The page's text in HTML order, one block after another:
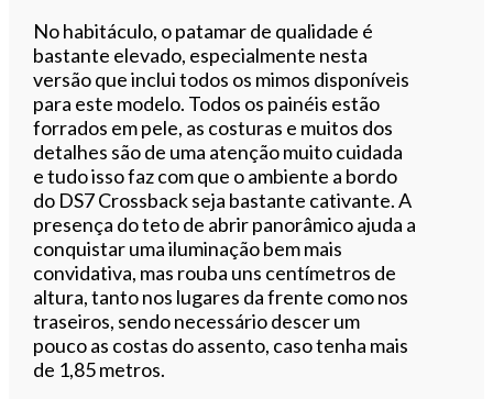
No habitáculo, o patamar de qualidade é
bastante elevado, especialmente nesta
versão que inclui todos os mimos disponíveis
para este modelo. Todos os painéis estão
forrados em pele, as costuras e muitos dos
detalhes são de uma atenção muito cuidada
e tudo isso faz com que o ambiente a bordo
do DS7 Crossback seja bastante cativante. A
presença do teto de abrir panorâmico ajuda a
conquistar uma iluminação bem mais
convidativa, mas rouba uns centímetros de
altura, tanto nos lugares da frente como nos
traseiros, sendo necessário descer um
pouco as costas do assento, caso tenha mais
de 1,85 metros.